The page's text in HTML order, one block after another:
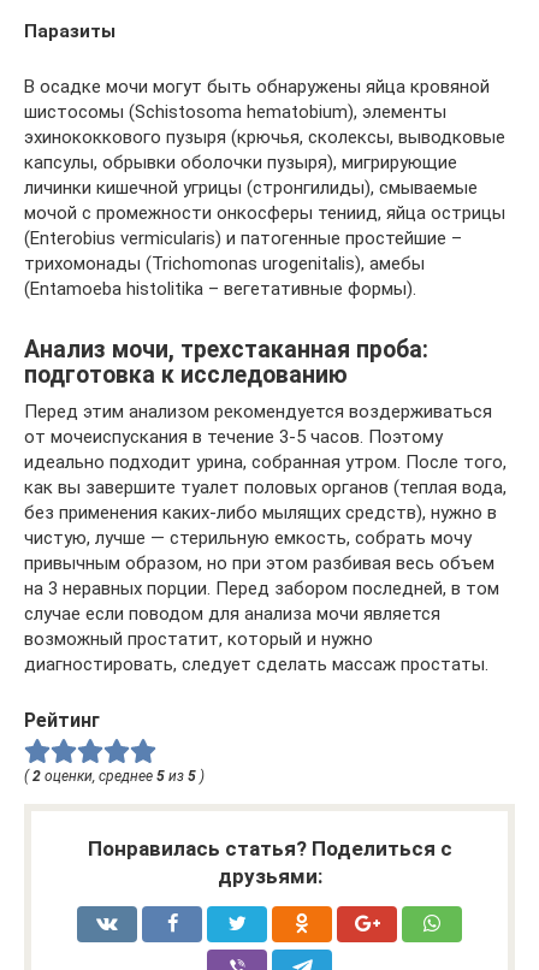
Паразиты
В осадке мочи могут быть обнаружены яйца кровяной
шистосомы (Schistosoma hematobium), элементы
эхинококкового пузыря (крючья, сколексы, выводковые
капсулы, обрывки оболочки пузыря), мигрирующие
личинки кишечной угрицы (стронгилиды), смываемые
мочой с промежности онкосферы тениид, яйца острицы
(Enterobius vermiсularis) и патогенные простейшие –
трихомонады (Trichomonas urogenitalis), амебы
(Entamoeba histolitika – вегетативные формы).
Анализ мочи, трехстаканная проба:
подготовка к исследованию
Перед этим анализом рекомендуется воздерживаться
от мочеиспускания в течение 3-5 часов. Поэтому
идеально подходит урина, собранная утром. После того,
как вы завершите туалет половых органов (теплая вода,
без применения каких-либо мылящих средств), нужно в
чистую, лучше — стерильную емкость, собрать мочу
привычным образом, но при этом разбивая весь объем
на 3 неравных порции. Перед забором последней, в том
случае если поводом для анализа мочи является
возможный простатит, который и нужно
диагностировать, следует сделать массаж простаты.
Рейтинг
( 2 оценки, среднее 5 из 5 )
Понравилась статья? Поделиться с
друзьями: